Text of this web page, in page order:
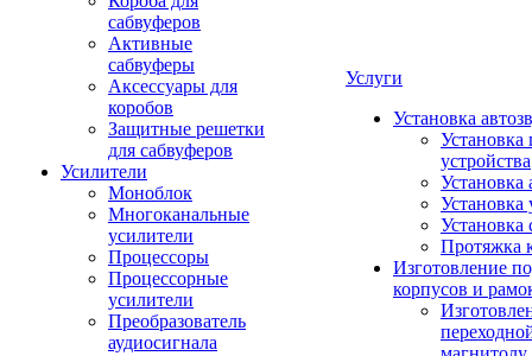
сабвуферов
Активные
сабвуферы
Аксессуары для
коробов
Защитные решетки
для сабвуферов
Усилители
Моноблок
Многоканальные
усилители
Процессоры
Процессорные
усилители
Преобразователь
аудиосигнала
Услуги
Установка
Установка
устройства
Установка
Установка
Установка
Протяжка
Изготовление
корпусов и